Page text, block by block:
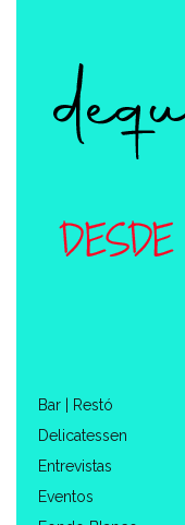
Bar | Restó
Delicatessen
Entrevistas
Eventos